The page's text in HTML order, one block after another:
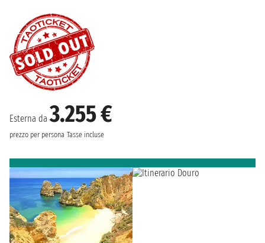
Esterna da3.255 €
prezzo per persona Tasse incluse